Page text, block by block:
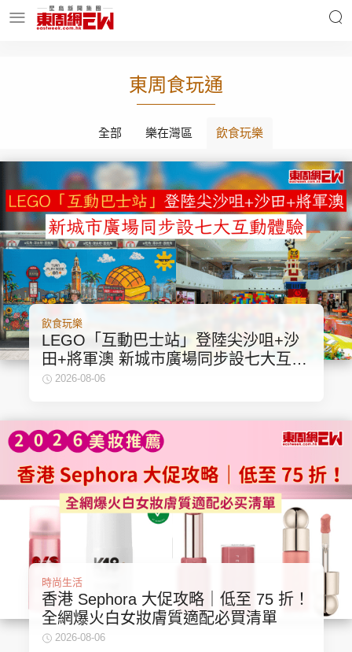
明星名人 時事財經
東周食玩通 會員活動
玄學靈異 東周專欄
集團旗下品牌
東周刊 cazbuyer
PCM 電腦廣場 星島頭條
頭條日報 星島環球 The Standard
東周食玩通
全部 樂在灣區 飲食玩樂
飲食玩樂
LEGO「互動巴士站」登陸尖沙咀+沙
田+將軍澳 新城市廣場同步設七大互動
體驗
2026-08-06
時尚生活
香港 Sephora 大促攻略｜低至 75 折！
全網爆火白女妝膚質適配必買清單
2026-08-06